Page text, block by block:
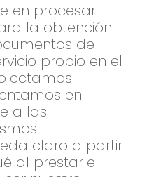
en procesar
la obtención
de
propio en el
en
a las
claro a partir
al prestarle